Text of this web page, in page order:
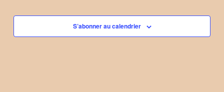
S’abonner au calendrier